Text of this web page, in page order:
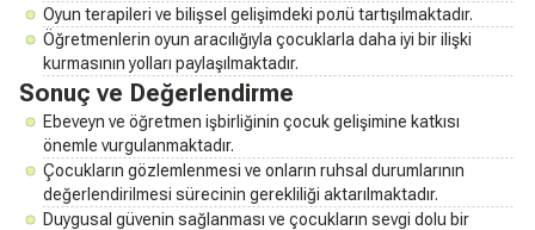
Oyun terapileri ve bilişsel gelişimdeki ролü tartışılmaktadır.
Öğretmenlerin oyun aracılığıyla çocuklarla daha iyi bir ilişki
kurmasının yolları paylaşılmaktadır.
Sonuç ve Değerlendirme
Ebeveyn ve öğretmen işbirliğinin çocuk gelişimine katkısı
önemle vurgulanmaktadır.
Çocukların gözlemlenmesi ve onların ruhsal durumlarının
değerlendirilmesi sürecinin gerekliliği aktarılmaktadır.
Duygusal güvenin sağlanması ve çocukların sevgi dolu bir